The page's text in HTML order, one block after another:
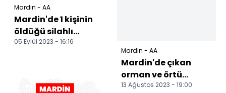
Mardin - AA
Mardin'de 1 kişinin
öldüğü silahlı
saldırıya ilişkin 3
05 Eylül 2023 - 16:16
Mardin - AA
Mardin'de çıkan
orman ve örtü
yangınına
13 Ağustos 2023 - 19:00